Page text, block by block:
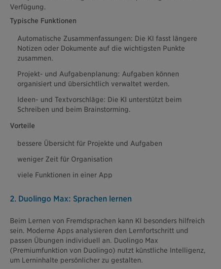
Verfügung.
Typische Funktionen
Automatische Zusammenfassungen: Die KI fasst längere
Notizen oder Dokumente auf die wichtigsten Punkte
zusammen.
Projekt- und Aufgabenplanung: Aufgaben können
organisiert und übersichtlich verwaltet werden.
Ideen- und Textvorschläge: Die KI unterstützt beim
Schreiben und beim Brainstorming.
Vorteile
bessere Übersicht für Projekte und Aufgaben
weniger Zeit für Organisation
viele Funktionen in einer App
2. Duolingo Max: Sprachen lernen
Beim Lernen von Fremdsprachen kann KI besonders hilfreich
sein. Moderne Apps analysieren den Lernfortschritt und
passen Übungen individuell an. Duolingo Max
(Premiumfunktion von Duolingo) nutzt künstliche Intelligenz,
um Lerninhalte persönlicher zu gestalten.